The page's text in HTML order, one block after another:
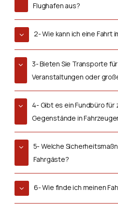
Flughafen aus?
2- Wie kann ich eine Fahrt
3- Bieten Sie Transporte
Veranstaltungen oder
4- Gibt es ein Fundbüro
Gegenstände in
5- Welche
Fahrgäste?
6- Wie finde ich meinen